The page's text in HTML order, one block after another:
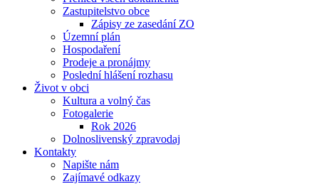
Zastupitelstvo obce
Zápisy ze zasedání ZO
Územní plán
Hospodaření
Prodeje a pronájmy
Poslední hlášení rozhasu
Život v obci
Kultura a volný čas
Fotogalerie
Rok 2026
Dolnoslivenský zpravodaj
Kontakty
Napište nám
Zajímavé odkazy